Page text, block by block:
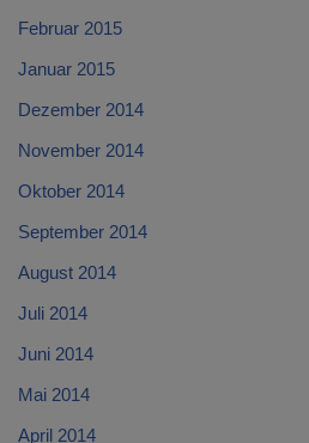
Februar 2015
Januar 2015
Dezember 2014
November 2014
Oktober 2014
September 2014
August 2014
Juli 2014
Juni 2014
Mai 2014
April 2014